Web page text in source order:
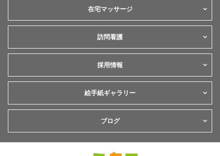
在宅マッサージ
訪問看護
採用情報
絵手紙ギャラリー
ブログ